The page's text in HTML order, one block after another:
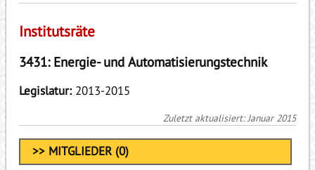
Institutsräte
3431: Energie- und Automatisierungstechnik
Legislatur:2013-2015
Zuletzt aktualisiert: Januar 2015
>> MITGLIEDER (0)